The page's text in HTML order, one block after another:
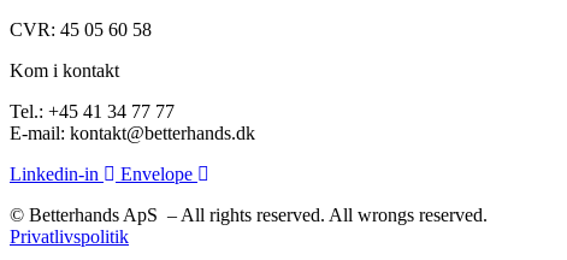
CVR: 45 05 60 58
Kom i kontakt
Tel.: +45 41 34 77 77
E-mail: kontakt@betterhands.dk
Linkedin-in
Envelope
© Betterhands ApS – All rights reserved. All wrongs reserved.
Privatlivspolitik